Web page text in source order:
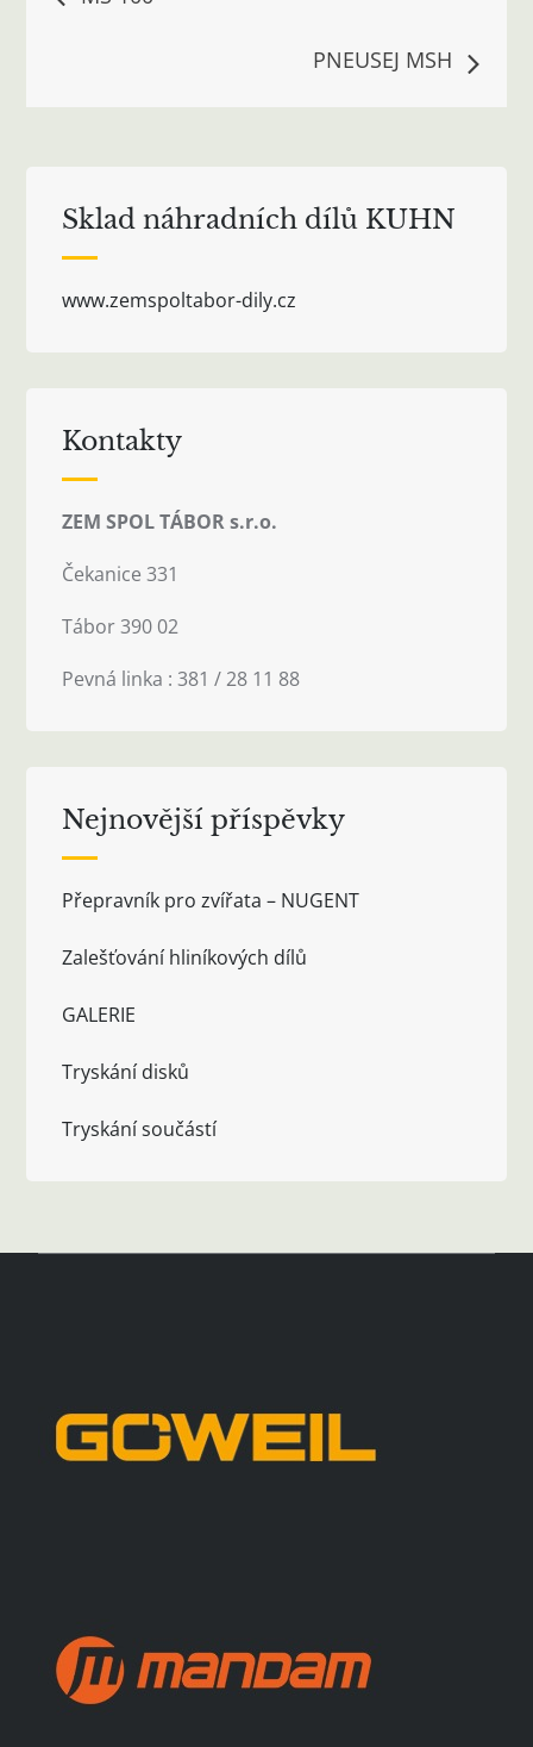
PNEUSEJ MSH
Sklad náhradních dílů KUHN
www.zemspoltabor-dily.cz
Kontakty
ZEM SPOL TÁBOR s.r.o.
Čekanice 331
Tábor 390 02
Pevná linka : 381 / 28 11 88
Nejnovější příspěvky
Přepravník pro zvířata – NUGENT
Zalešťování hliníkových dílů
GALERIE
Tryskání disků
Tryskání součástí